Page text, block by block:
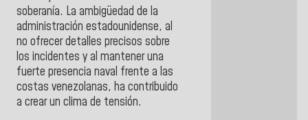
soberanía. La ambigüedad de la
administración estadounidense, al
no ofrecer detalles precisos sobre
los incidentes y al mantener una
fuerte presencia naval frente a las
costas venezolanas, ha contribuido
a crear un clima de tensión.